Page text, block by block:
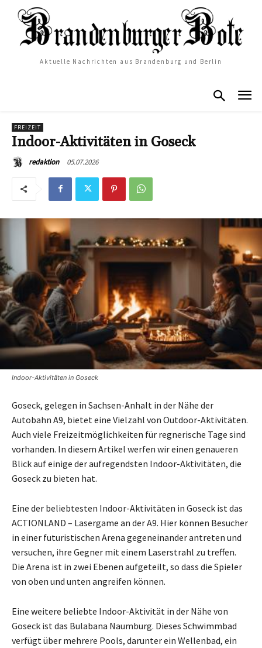
Aktuelle Nachrichten aus Brandenburg und Berlin
FREIZEIT
Indoor-Aktivitäten in Goseck
redaktion 05.07.2026
Indoor-Aktivitäten in Goseck
Goseck, gelegen in Sachsen-Anhalt in der Nähe der
Autobahn A9, bietet eine Vielzahl von Outdoor-Aktivitäten.
Auch viele Freizeitmöglichkeiten für regnerische Tage sind
vorhanden. In diesem Artikel werfen wir einen genaueren
Blick auf einige der aufregendsten Indoor-Aktivitäten, die
Goseck zu bieten hat.
Eine der beliebtesten Indoor-Aktivitäten in Goseck ist das
ACTIONLAND – Lasergame an der A9. Hier können Besucher
in einer futuristischen Arena gegeneinander antreten und
versuchen, ihre Gegner mit einem Laserstrahl zu treffen.
Die Arena ist in zwei Ebenen aufgeteilt, so dass die Spieler
von oben und unten angreifen können.
Eine weitere beliebte Indoor-Aktivität in der Nähe von
Goseck ist das Bulabana Naumburg. Dieses Schwimmbad
verfügt über mehrere Pools, darunter ein Wellenbad, ein